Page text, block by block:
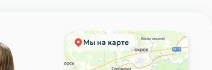
Мы на карте